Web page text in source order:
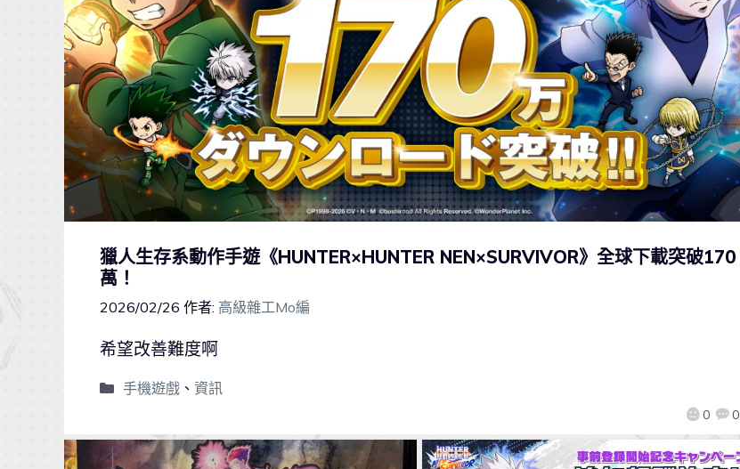
獵人生存系動作手遊《HUNTER×HUNTER NEN×SURVIVOR》全球下載突破170
萬！
2026/02/26 作者: 高級雜工Mo編
0 0
希望改善難度啊
手機遊戲、 資訊